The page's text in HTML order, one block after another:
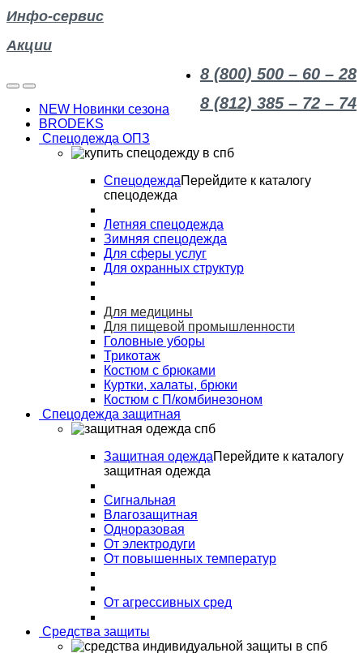
Инфо-сервис
Акции
8 (800) 500 – 60 – 28
8 (812) 385 – 72 – 74
NEW Новинки сезона
BRODEKS
Спецодежда ОПЗ
СпецодеждаПерейдите к каталогу
спецодежда
Летняя спецодежда
Зимняя спецодежда
Для сферы услуг
Для охранных структур
Для медицины
Для пищевой промышленности
Головные уборы
Трикотаж
Костюм с брюками
Куртки, халаты, брюки
Костюм с П/комбинезоном
Спецодежда защитная
Защитная одеждаПерейдите к каталогу
защитная одежда
Сигнальная
Влагозащитная
Одноразовая
От электродуги
От повышенных температур
От агрессивных сред
Средства защиты